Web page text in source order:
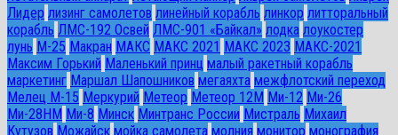
Лидер лизинг самолетов линейный корабль линкор литторальный
корабль ЛМС-192 Освей ЛМС-901 «Байкал» лодка лоукостер
лунь М-25 Макран МАКС МАКС 2021 МАКС 2023 МАКС-2021
Максим Горький Маленький принц малый ракетный корабль
маркетинг Маршал Шапошников мегаяхта межфлотский переход
Мелец М-15 Меркурий Метеор Метеор 12М Ми-12 Ми-26
Ми-28HM Ми-8 Минск Минтранс России Мистраль Михаил
Кутузов Можайск мойка самолета молния монитор монография